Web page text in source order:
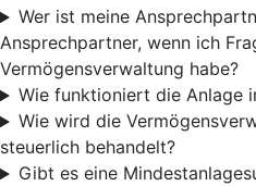
Wer ist meine
Ansprechpartner, wenn ich
Vermögensverwaltung habe?
Wie funktioniert die Anlage
Wie wird die
steuerlich behandelt?
Gibt es eine